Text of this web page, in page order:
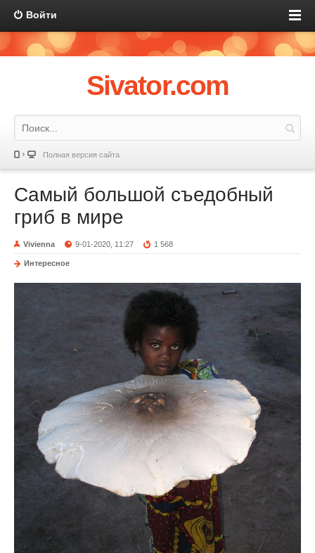
Войти
Sivator.com
Полная версия сайта
Самый большой съедобный
гриб в мире
Vivienna 9-01-2020, 11:27 1 568
Интересное